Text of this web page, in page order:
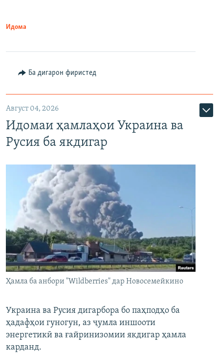
Идома
Ба дигарон фиристед
Август 04, 2026
Идомаи ҳамлаҳои Украина ва
Русия ба якдигар
Ҳамла ба анбори "Wildberries" дар Новосемейкино
Украина ва Русия дигарбора бо паҳподҳо ба
ҳадафҳои гуногун, аз ҷумла иншооти
энергетикӣ ва ғайринизомии якдигар ҳамла
карданд.